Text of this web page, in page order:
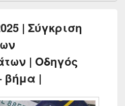
| Σύγκριση
| Οδηγός
βήμα |